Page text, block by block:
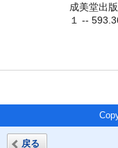
成美堂出
１ --
戻る